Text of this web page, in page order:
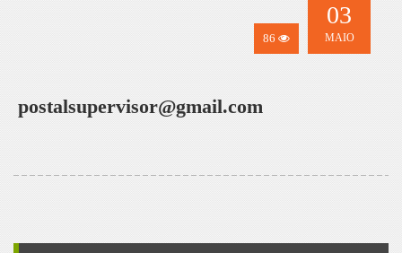
86
03
MAIO
postalsupervisor@gmail.com